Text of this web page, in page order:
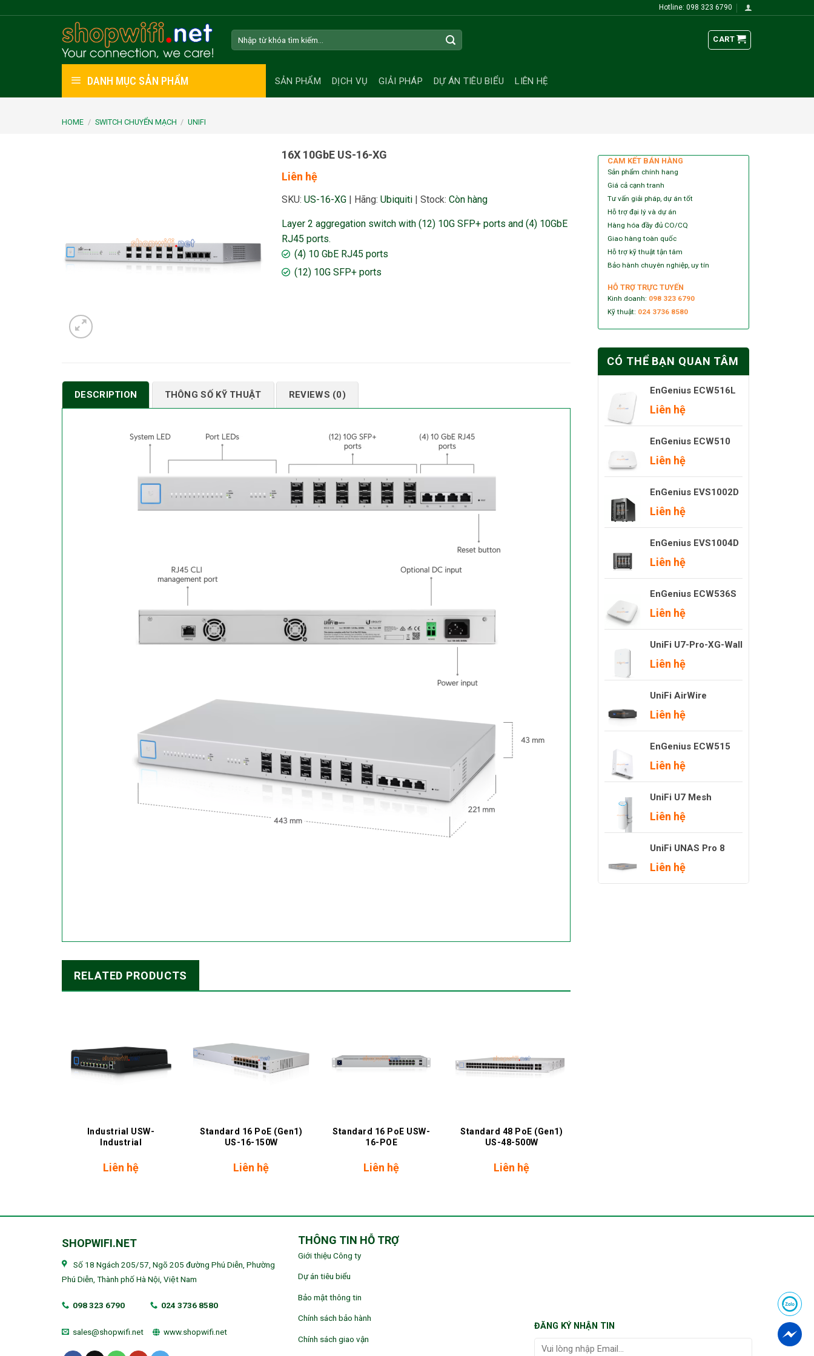
Hotline: 098 323 6790
CART
DANH MỤC SẢN PHẨM SẢN PHẨM DỊCH VỤ GIẢI PHÁP DỰ ÁN TIÊU BIỂU LIÊN HỆ
HOME / SWITCH CHUYỂN MẠCH / UNIFI
CAM KẾT BÁN HÀNG
Sản phẩm chính hang
Giá cả cạnh tranh
Tư vấn giải pháp, dự án tốt
Hỗ trợ đại lý và dự án
Hàng hóa đầy đủ CO/CQ
Giao hàng toàn quốc
Hỗ trợ kỹ thuật tận tâm
Bảo hành chuyên nghiệp, uy tín
HỖ TRỢ TRỰC TUYẾN
Kinh doanh: 098 323 6790
Kỹ thuật: 024 3736 8580
CÓ THỂ BẠN QUAN TÂM
EnGenius ECW516L
Liên hệ
EnGenius ECW510
Liên hệ
EnGenius EVS1002D
Liên hệ
EnGenius EVS1004D
Liên hệ
EnGenius ECW536S
Liên hệ
UniFi U7-Pro-XG-Wall
Liên hệ
UniFi AirWire
Liên hệ
EnGenius ECW515
Liên hệ
UniFi U7 Mesh
Liên hệ
UniFi UNAS Pro 8
Liên hệ
16X 10GbE US-16-XG
Liên hệ
SKU: US-16-XG| Hãng: Ubiquiti| Stock: Còn hàng
Layer 2 aggregation switch with (12) 10G SFP+ ports and (4) 10GbE
RJ45 ports.
(4) 10 GbE RJ45 ports
(12) 10G SFP+ ports
DESCRIPTION THÔNG SỐ KỸ THUẬT REVIEWS (0)
RELATED PRODUCTS
Industrial USW-
Industrial
Liên hệ
Standard 16 PoE (Gen1)
US-16-150W
Liên hệ
Standard 16 PoE USW-
16-POE
Liên hệ
Standard 48 PoE (Gen1)
US-48-500W
Liên hệ
SHOPWIFI.NET
Số 18 Ngách 205/57, Ngõ 205 đường Phú Diễn, Phường
Phú Diễn, Thành phố Hà Nội, Việt Nam
098 323 6790 024 3736 8580
sales@shopwifi.net www.shopwifi.net
THÔNG TIN HỖ TRỢ
Giới thiệu Công ty
Dự án tiêu biểu
Bảo mật thông tin
Chính sách bảo hành
Chính sách giao vận
ĐĂNG KÝ NHẬN TIN